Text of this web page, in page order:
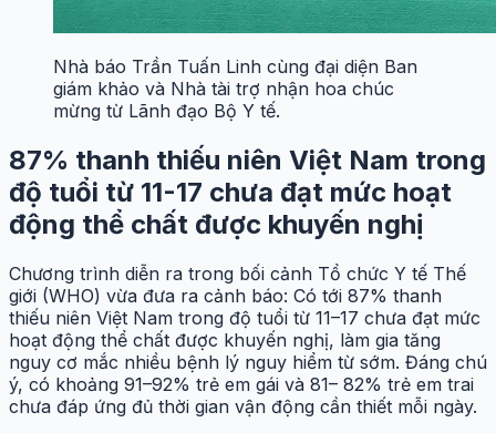
Nhà báo Trần Tuấn Linh cùng đại diện Ban
giám khảo và Nhà tài trợ nhận hoa chúc
mừng từ Lãnh đạo Bộ Y tế.
87% thanh thiếu niên Việt Nam trong
độ tuổi từ 11-17 chưa đạt mức hoạt
động thể chất được khuyến nghị
Chương trình diễn ra trong bối cảnh Tổ chức Y tế Thế
giới (WHO) vừa đưa ra cảnh báo: Có tới 87% thanh
thiếu niên Việt Nam trong độ tuổi từ 11–17 chưa đạt mức
hoạt động thể chất được khuyến nghị, làm gia tăng
nguy cơ mắc nhiều bệnh lý nguy hiểm từ sớm. Đáng chú
ý, có khoảng 91–92% trẻ em gái và 81– 82% trẻ em trai
chưa đáp ứng đủ thời gian vận động cần thiết mỗi ngày.